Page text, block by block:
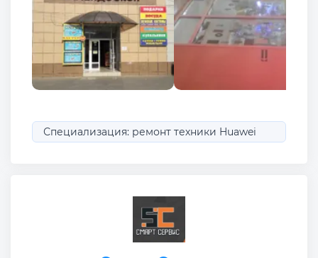
Специализация: ремонт техники Huawei